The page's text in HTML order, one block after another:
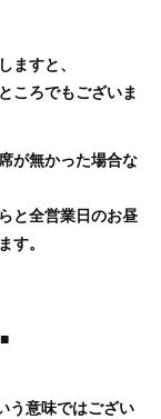
すと、
ころでもございま
が無かった場合な
と全営業日のお昼
す。
う意味ではござい